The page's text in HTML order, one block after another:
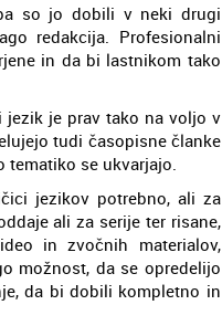
so jo dobili v neki drugi
redakcija. Profesionalni
in da bi lastnikom tako
jezik je prav tako na voljo v
tudi časopisne članke
se ukvarjajo.
jezikov potrebno, ali za
ali za serije ter risane,
in zvočnih materialov,
možnost, da se opredelijo
da bi dobili kompletno in